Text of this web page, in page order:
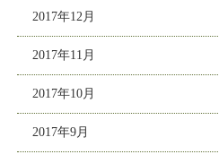
2017年12月
2017年11月
2017年10月
2017年9月